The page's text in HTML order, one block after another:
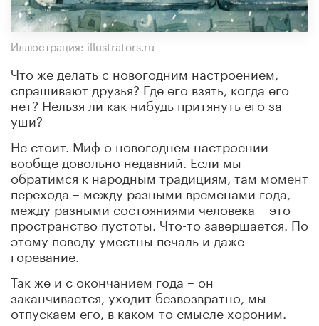
Иллюстрация: illustrators.ru
Что же делать с новогодним настроением,
спрашивают друзья? Где его взять, когда его
нет? Нельзя ли как-нибудь притянуть его за
уши?
Не стоит. Миф о новогоднем настроении
вообще довольно недавний. Если мы
обратимся к народным традициям, там момент
перехода – между разными временами года,
между разными состояниями человека – это
пространство пустоты. Что-то завершается. По
этому поводу уместны печаль и даже
горевание.
Так же и с окончанием года – он
заканчивается, уходит безвозвратно, мы
отпускаем его, в каком-то смысле хороним.